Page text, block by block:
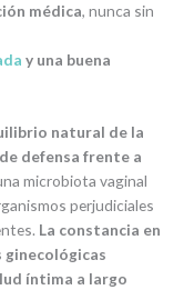
médica, nunca sin
y una buena
natural de la
defensa frente a
microbiota vaginal
perjudiciales
La constancia en
ginecológicas
íntima a largo